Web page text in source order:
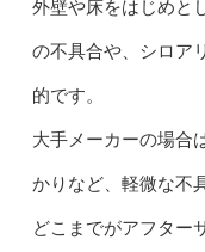
外壁や床をはじめと
の不具合や、シロア
的です。
大手メーカーの場合
かりなど、軽微な不
どこまでがアフター